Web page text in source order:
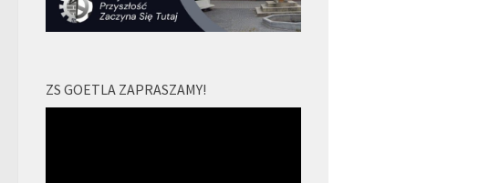
ZS GOETLA ZAPRASZAMY!